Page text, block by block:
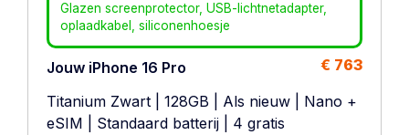
Glazen screenprotector, USB-lichtnetadapter,
oplaadkabel, siliconenhoesje
Jouw iPhone 16 Pro
€ 763
Titanium Zwart
128GB Als nieuw
Nano +
eSIM
Standaard batterij | 4 gratis